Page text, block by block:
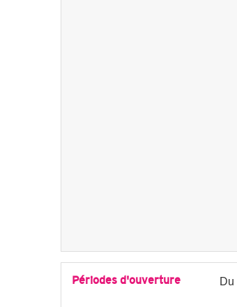
Périodes d'ouverture Du